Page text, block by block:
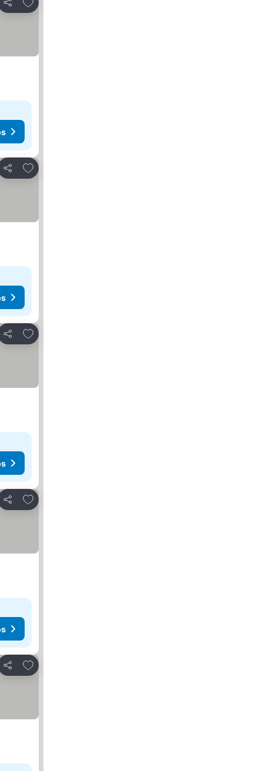
Partilhar
Partilhar
Adicionar aos favoritos
Partilhar
Adicionar aos favoritos
Partilhar
Adicionar aos favoritos
Partilhar
Adicionar aos favoritos